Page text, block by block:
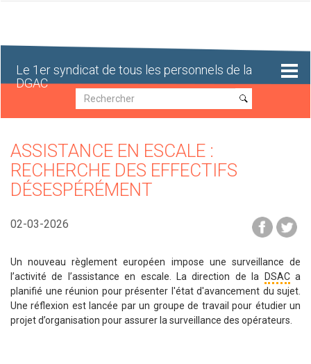
Le 1er syndicat de tous les personnels de la
DGAC
Recherche
Recherche
ASSISTANCE EN ESCALE :
RECHERCHE DES EFFECTIFS
DÉSESPÉRÉMENT
02-03-2026
Un nouveau règlement européen impose une surveillance de
l’activité de l’assistance en escale. La direction de la
DSACa
planifié une réunion pour présenter l'état d'avancement du sujet.
Une réflexion est lancée par un groupe de travail pour étudier un
projet d’organisation pour assurer la surveillance des opérateurs.